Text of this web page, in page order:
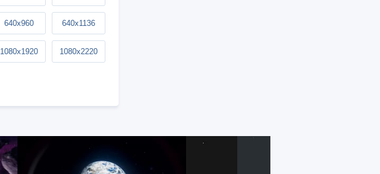
640x960 640x1136
1080x1920 1080x2220